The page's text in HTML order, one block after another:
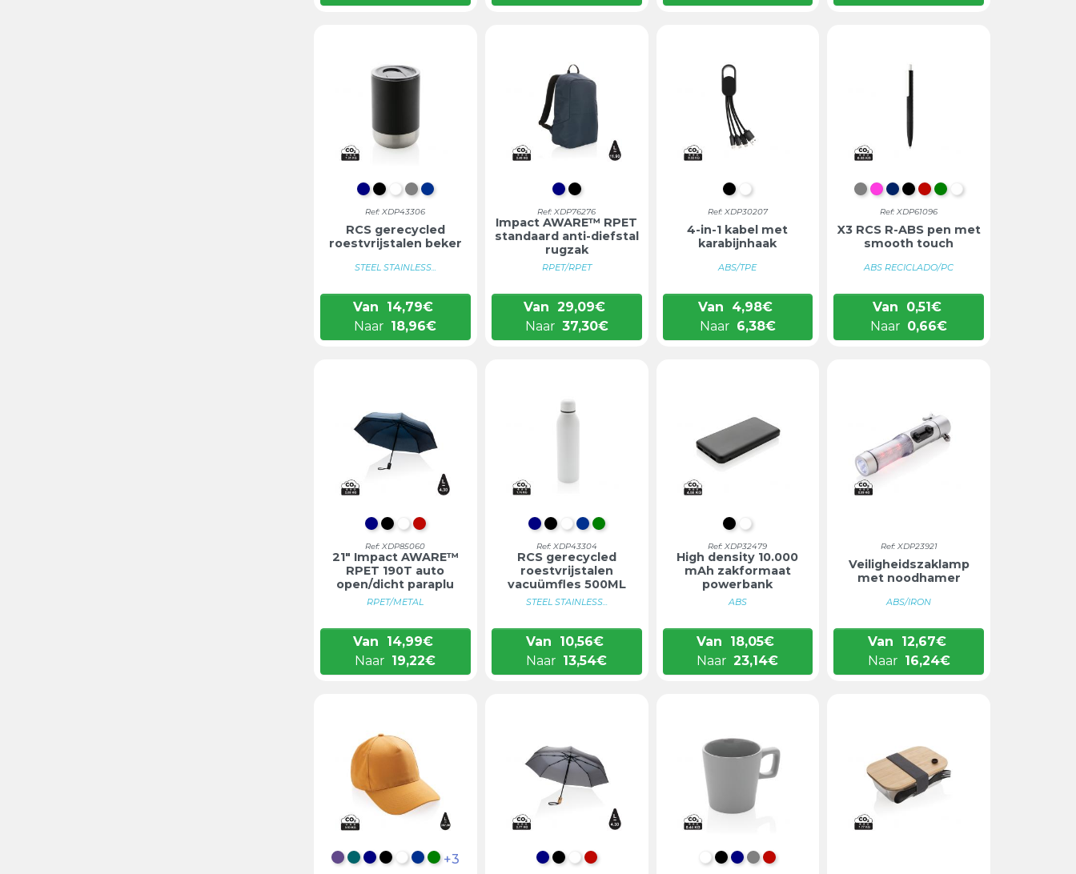
DONKERBLAUW
ZWART
WITGRIJSBLAUW
Ref: XDP43306
RCS gerecycled
roestvrijstalen beker
STEEL STAINLESS...
Van 14,79€
Naar 18,96€
DONKERBLAUW
ZWART
Ref: XDP76276
Impact AWARE™ RPET
standaard anti-diefstal
rugzak
RPET/RPET
Van 29,09€
Naar 37,30€
ZWART
WIT
Ref: XDP30207
4-in-1 kabel met
karabijnhaak
ABS/TPE
Van 4,98€
Naar 6,38€
GRIJS/WIT
PAARS/WIT
DONKERBLAUW/WIT
ZWART/WIT
ROOD/WIT
GROEN/WIT
WIT
Ref: XDP61096
X3 RCS R-ABS pen met
smooth touch
ABS RECICLADO/PC
Van 0,51€
Naar 0,66€
DONKERBLAUW
ZWART
WITROOD
Ref: XDP85060
21" Impact AWARE™
RPET 190T auto
open/dicht paraplu
RPET/METAL
Van 14,99€
Naar 19,22€
DONKERBLAUW
ZWART
WITBLAUW
GROEN
Ref: XDP43304
RCS gerecycled
roestvrijstalen
vacuümfles 500ML
STEEL STAINLESS...
Van 10,56€
Naar 13,54€
ZWART
WIT
Ref: XDP32479
High density 10.000
mAh zakformaat
powerbank
ABS
Van 18,05€
Naar 23,14€
Ref: XDP23921
Veiligheidszaklamp
met noodhamer
ABS/IRON
Van 12,67€
Naar 16,24€
LAVENDEL
VERDIGRIS
DONKERBLAUW
ZWART
WITBLAUW
GROEN
+3 DONKERBLAUW
ZWART
WITROOD WIT/WIT
ZWART/ZWART
DONKERBLAUW
GRIJSROOD